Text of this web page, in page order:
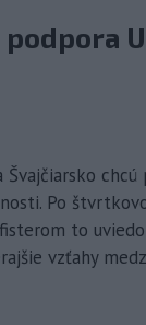
Švajčiarsko
Po
to
vzťahy